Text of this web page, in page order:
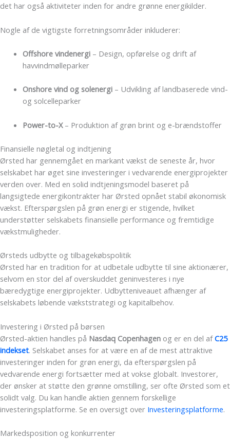
det har også aktiviteter inden for andre grønne energikilder.
Nogle af de vigtigste forretningsområder inkluderer:
Offshore vindenergi– Design, opførelse og drift af
havvindmølleparker
Onshore vind og solenergi– Udvikling af landbaserede vind-
og solcelleparker
Power-to-X– Produktion af grøn brint og e-brændstoffer
Finansielle nøgletal og indtjening
Ørsted har gennemgået en markant vækst de seneste år, hvor
selskabet har øget sine investeringer i vedvarende energiprojekter
verden over. Med en solid indtjeningsmodel baseret på
langsigtede energikontrakter har Ørsted opnået stabil økonomisk
vækst. Efterspørgslen på grøn energi er stigende, hvilket
understøtter selskabets finansielle performance og fremtidige
vækstmuligheder.
Ørsteds udbytte og tilbagekøbspolitik
Ørsted har en tradition for at udbetale udbytte til sine aktionærer,
selvom en stor del af overskuddet geninvesteres i nye
bæredygtige energiprojekter. Udbytteniveauet afhænger af
selskabets løbende vækststrategi og kapitalbehov.
Investering i Ørsted på børsen
Ørsted-aktien handles på Nasdaq Copenhagen og er en del afC25
indekset. Selskabet anses for at være en af de mest attraktive
investeringer inden for grøn energi, da efterspørgslen på
vedvarende energi fortsætter med at vokse globalt. Investorer,
der ønsker at støtte den grønne omstilling, ser ofte Ørsted som et
solidt valg. Du kan handle aktien gennem forskellige
investeringsplatforme. Se en oversigt over Investeringsplatforme.
Markedsposition og konkurrenter